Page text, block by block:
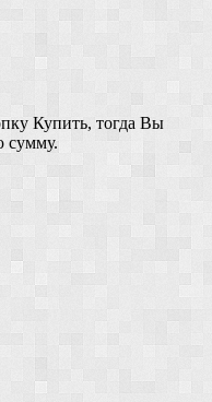
Купить, тогда Вы
сумму.